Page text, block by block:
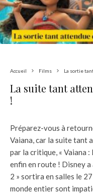
Accueil Films La sortie
La suite tant
!
Préparez-vous à
Vaiana, car la suite tant
par la critique, « Vaiana :
enfin en route ! Disney
2 » sortira en salles le
monde entier sont